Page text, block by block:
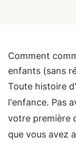
Comment
enfants (sans
Toute histoire
l'enfance. Pas
votre première
que vous avez